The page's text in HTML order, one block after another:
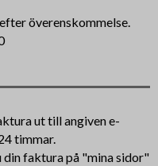
överenskommelse.
ut till angiven e-
timmar.
faktura på "mina sidor"